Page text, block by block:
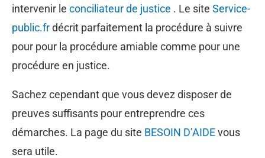
intervenir le conciliateur de justice . Le site Service-
public.frdécrit parfaitement la procédure à suivre
pour pour la procédure amiable comme pour une
procédure en justice.
Sachez cependant que vous devez disposer de
preuves suffisants pour entreprendre ces
démarches. La page du site BESOIN D’AIDEvous
sera utile.